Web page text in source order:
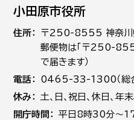
小田原市役所
住所
〒250-8555 神奈川
郵便物は「〒250-
で届きます）
電話
0465-33-1300（総合
休み
土､日､祝日、休日、
開庁時間
平日8時30分～